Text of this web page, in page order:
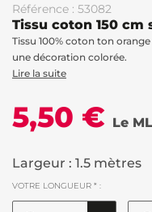
Référence : 53082
Tissu coton 150 cm
Tissu 100% coton ton
une décoration colorée.
Lire la suite
5,50 € Le ML
Largeur : 1.5 mètres
VOTRE LONGUEUR * :